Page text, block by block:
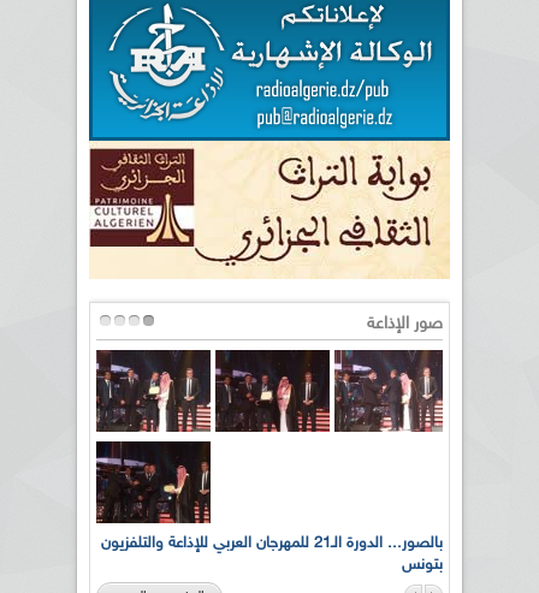
صور الإذاعة
بالصور... الدورة الـ21 للمهرجان العربي للإذاعة والتلفزيون
بتونس